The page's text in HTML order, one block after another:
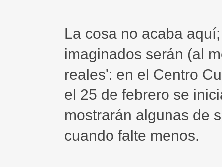
La cosa no acaba
imaginados serán (al
reales': en el Centro
el 25 de febrero se
mostrarán algunas de
cuando falte menos.